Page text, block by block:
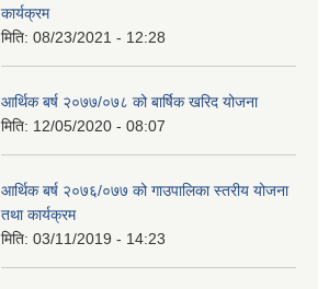
कार्यक्रम
मिति: 08/23/2021 - 12:28
आर्थिक बर्ष २०७७/०७८ को बार्षिक खरिद योजना
मिति: 12/05/2020 - 08:07
आर्थिक बर्ष २०७६/०७७ को गाउपालिका स्तरीय योजना
तथा कार्यक्रम
मिति: 03/11/2019 - 14:23